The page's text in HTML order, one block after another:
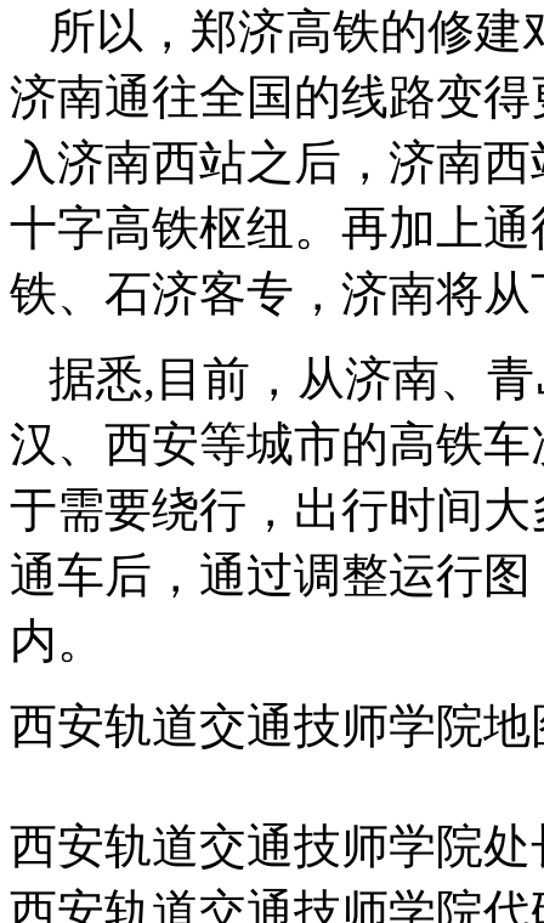
所以，郑济高铁的修
济南通往全国的线路变
入济南西站之后，济南
十字高铁枢纽。再加上
铁、石济客专，济南将
据悉,目前，从济南、
汉、西安等城市的高铁
于需要绕行，出行时间
通车后，通过调整运行
内。
西安轨道交通技师学院地
西安轨道交通技师学院
西安轨道交通技师学院